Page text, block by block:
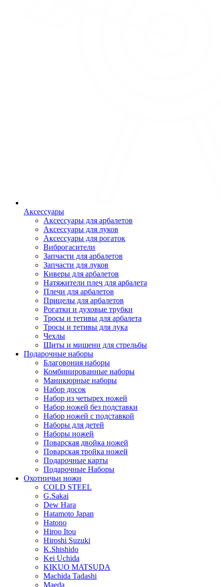
Аксессуары
Аксессуары для арбалетов
Аксессуары для луков
Аксессуары для рогаток
Виброгасители
Запчасти для арбалетов
Запчасти для луков
Киверы для арбалетов
Натяжители плеч для арбалета
Плечи для арбалетов
Прицелы для арбалетов
Рогатки и духовые трубки
Тросы и тетивы для арбалета
Тросы и тетивы для лука
Чехлы
Щиты и мишени для стрельбы
Подарочные наборы
Благовония наборы
Комбинированные наборы
Маникюрные наборы
Набор досок
Набор из четырех ножей
Набор ножей без подставки
Набор ножей с подставкой
Наборы для детей
Наборы ножей
Поварская двойка ножей
Поварская тройка ножей
Подарочные карты
Подарочные Наборы
Охотничьи ножи
COLD STEEL
G.Sakai
Dew Hara
Hatamoto Japan
Hatono
Hiroo Itou
Hiroshi Suzuki
K.Shishido
Kei Uchida
KIKUO MATSUDA
Machida Tadashi
Maeda